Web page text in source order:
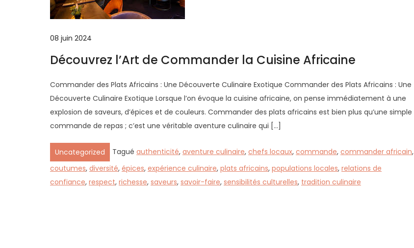
08 juin 2024
Découvrez l’Art de Commander la Cuisine Africaine
Commander des Plats Africains : Une Découverte Culinaire Exotique Commander des Plats Africains : Une
Découverte Culinaire Exotique Lorsque l’on évoque la cuisine africaine, on pense immédiatement à une
explosion de saveurs, d’épices et de couleurs. Commander des plats africains est bien plus qu’une simple
commande de repas ; c’est une véritable aventure culinaire qui […]
Uncategorized Tagué authenticité, aventure culinaire, chefs locaux, commande, commander africain,
coutumes, diversité, épices, expérience culinaire, plats africains, populations locales, relations de
confiance, respect, richesse, saveurs, savoir-faire, sensibilités culturelles, tradition culinaire